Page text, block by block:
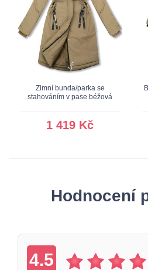
Zimní bunda/parka se
stahováním v pase béžová
1 419 Kč
Hodnocení
4.5